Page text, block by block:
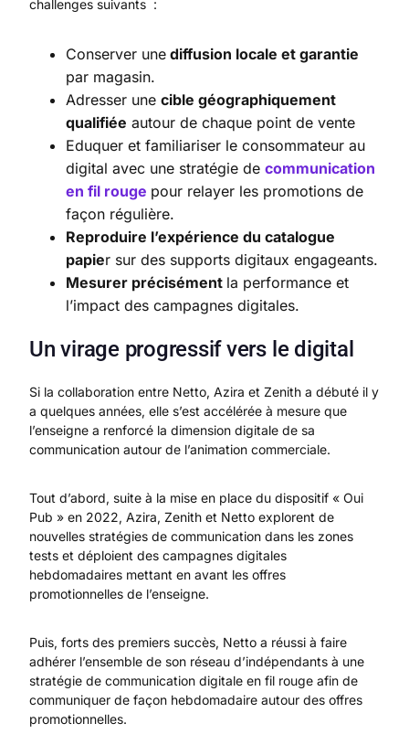
challenges suivants :
Conserver une diffusion locale et garantie
par magasin.
Adresser une cible géographiquement
qualifiée autour de chaque point de vente
Eduquer et familiariser le consommateur au
digital avec une stratégie de communication
en fil rouge pour relayer les promotions de
façon régulière.
Reproduire l’expérience du catalogue
papier sur des supports digitaux engageants.
Mesurer précisément la performance et
l’impact des campagnes digitales.
Un virage progressif vers le digital
Si la collaboration entre Netto, Azira et Zenith a débuté il y
a quelques années, elle s’est accélérée à mesure que
l’enseigne a renforcé la dimension digitale de sa
communication autour de l’animation commerciale.
Tout d’abord, suite à la mise en place du dispositif « Oui
Pub » en 2022, Azira, Zenith et Netto explorent de
nouvelles stratégies de communication dans les zones
tests et déploient des campagnes digitales
hebdomadaires mettant en avant les offres
promotionnelles de l’enseigne.
Puis, forts des premiers succès, Netto a réussi à faire
adhérer l’ensemble de son réseau d’indépendants à une
stratégie de communication digitale en fil rouge afin de
communiquer de façon hebdomadaire autour des offres
promotionnelles.